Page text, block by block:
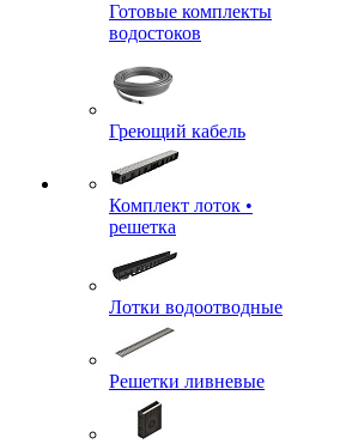
Готовые комплекты
водостоков
Греющий кабель
Комплект лоток •
решетка
Лотки водоотводные
Решетки ливневые